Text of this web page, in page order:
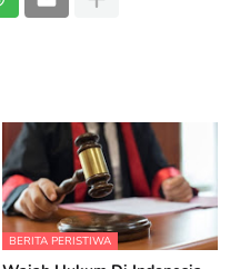
BERITA PERISTIWA